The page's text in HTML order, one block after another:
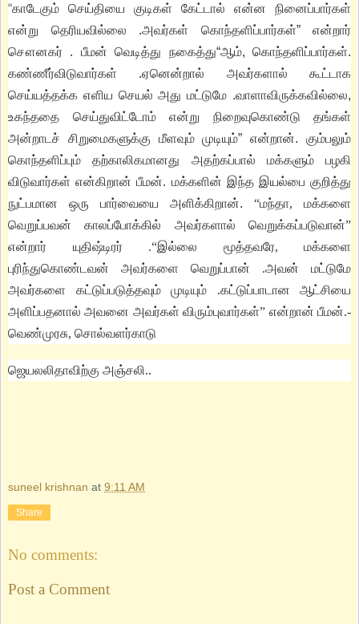
“காடேகும் செய்தியை குடிகள் கேட்டால் என்ன நினைப்பார்கள்
என்று தெரியவில்லை .அவர்கள் கொந்தளிப்பார்கள்” என்றார்
சௌனகர் . பீமன் வெடித்து நகைத்து“ஆம்,கொந்தளிப்பார்கள்.
கண்ணீர்விடுவார்கள் .ஏனென்றால் அவர்களால் கூட்டாக
செய்யத்தக்க எளிய செயல் அது மட்டுமே .வாளாவிருக்கவில்லை,
உகந்ததை செய்துவிட்டோம் என்று நிறைவுகொண்டு தங்கள்
அன்றாடச் சிறுமைகளுக்கு மீளவும் முடியும்”என்றான். கும்பலும்
கொந்தளிப்பும் தற்காலிகமானது அதற்கப்பால் மக்களும் பழகி
விடுவார்கள் என்கிறான் பீமன். மக்களின் இந்த இயல்பை குறித்து
நுட்பமான ஒரு பார்வையை அளிக்கிறான். “மந்தா, மக்களை
வெறுப்பவன் காலப்போக்கில் அவர்களால் வெறுக்கப்படுவான்”
என்றார் யுதிஷ்டிரர்.“இல்லை மூத்தவரே, மக்களை
புரிந்துகொண்டவன் அவர்களை வெறுப்பான் .அவன் மட்டுமே
அவர்களை கட்டுப்படுத்தவும் முடியும் .கட்டுப்பாடான ஆட்சியை
அளிப்பதனால் அவனை அவர்கள் விரும்புவார்கள்” என்றான் பீமன்.-
வெண்முரசு, சொல்வளர்காடு
ஜெயலலிதாவிற்கு அஞ்சலி..
suneel krishnan at 9:11 AM
Share
No comments:
Post a Comment